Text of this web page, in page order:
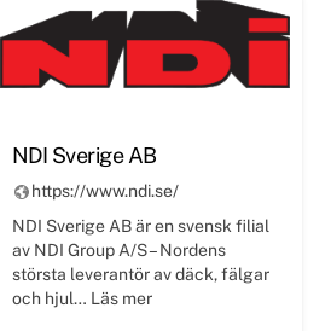
NDI Sverige AB
https://www.ndi.se/
NDI Sverige AB är en svensk filial
av NDI Group A/S – Nordens
största leverantör av däck, fälgar
och hjul… Läs mer